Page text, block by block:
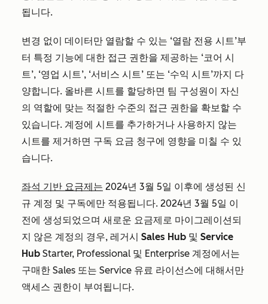
됩니다.
변경 없이 데이터만 열람할 수 있는 ‘열람 전용 시트’부
터 특정 기능에 대한 접근 권한을 제공하는 ‘코어 시
트’, ‘영업 시트’, ‘서비스 시트’ 또는 ‘수익 시트’까지 다
양합니다. 올바른 시트를 할당하면 팀 구성원이 자신
의 역할에 맞는 적절한 수준의 접근 권한을 확보할 수
있습니다. 계정에 시트를 추가하거나 사용하지 않는
시트를 제거하면 구독 요금 청구에 영향을 미칠 수 있
습니다.
좌석 기반 요금제는 2024년 3월 5일 이후에 생성된 신
규 계정 및 구독에만 적용됩니다. 2024년 3월 5일 이
전에 생성되었으며 새로운 요금제로 마이그레이션되
지 않은 계정의 경우, 레거시 Sales Hub 및 Service
Hub Starter, Professional 및 Enterprise 계정에서는
구매한 Sales 또는 Service 유료 라이선스에 대해서만
액세스 권한이 부여됩니다.